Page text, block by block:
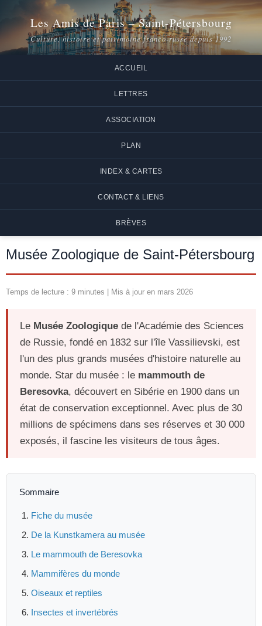
Les Amis de Paris – Saint-Pétersbourg
Culture, histoire et patrimoine franco-russe depuis 1992
ACCUEIL
LETTRES
ASSOCIATION
PLAN
INDEX & CARTES
CONTACT & LIENS
BRÈVES
Musée Zoologique de Saint-Pétersbourg
Temps de lecture : 9 minutes | Mis à jour en mars 2026
Le Musée Zoologique de l'Académie des Sciences
de Russie, fondé en 1832 sur l'île Vassilievski, est
l'un des plus grands musées d'histoire naturelle au
monde. Star du musée : le mammouth de
Beresovka, découvert en Sibérie en 1900 dans un
état de conservation exceptionnel. Avec plus de 30
millions de spécimens dans ses réserves et 30 000
exposés, il fascine les visiteurs de tous âges.
Sommaire
Fiche du musée
De la Kunstkamera au musée
Le mammouth de Beresovka
Mammifères du monde
Oiseaux et reptiles
Insectes et invertébrés